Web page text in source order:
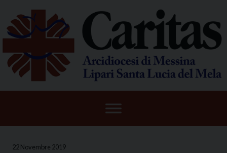
content
22 Novembre 2019